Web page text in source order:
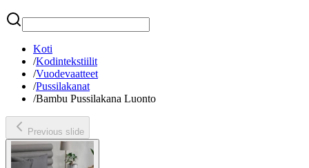
Etsi
Koti
/Kodintekstiilit
/Vuodevaatteet
/Pussilakanat
/Bambu Pussilakana Luonto
Previous slide